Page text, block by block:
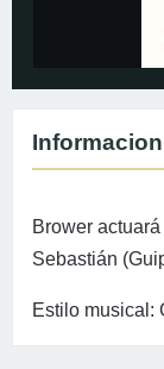
Brower actuará
Sebastián
Estilo musical: